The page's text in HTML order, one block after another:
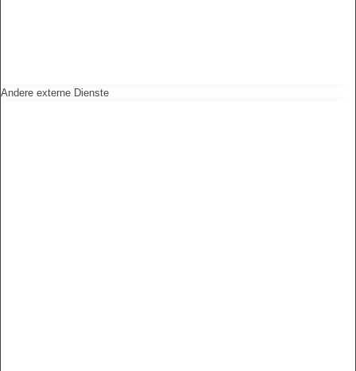
Andere externe Dienste